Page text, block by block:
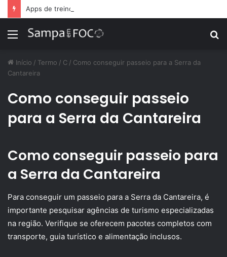
Menu
Início / Termo / C / Como conseguir passeio para a Serra da
Cantareira
Como conseguir passeio
para a Serra da Cantareira
Como conseguir passeio para
a Serra da Cantareira
Para conseguir um passeio para a Serra da Cantareira, é
importante pesquisar agências de turismo especializadas
na região. Verifique se oferecem pacotes completos com
transporte, guia turístico e alimentação inclusos.